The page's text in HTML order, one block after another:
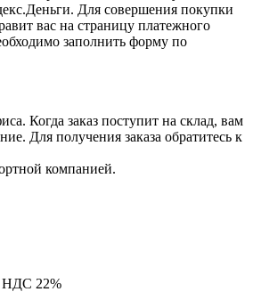
Для совершения покупки
вас на страницу платежного
заполнить форму по
Когда заказ поступит на склад, вам
Для получения заказа обратитесь к
компанией.
НДС 22%